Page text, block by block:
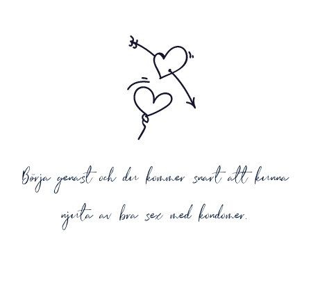
Börja genast och du kommer snart att kunna
njuta av bra sex med kondomer.